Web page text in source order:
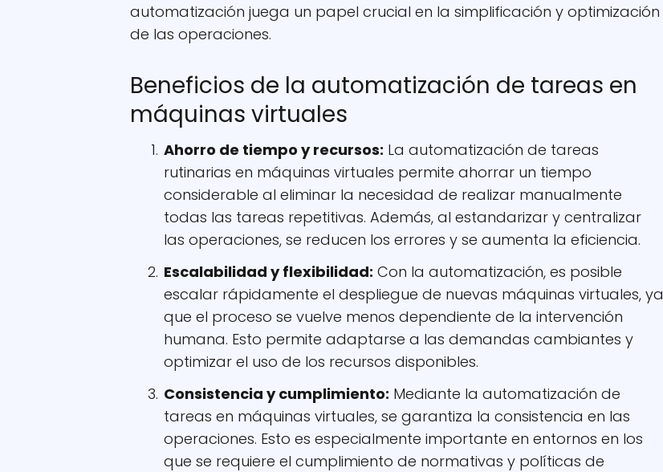
automatización juega un papel crucial en la simplificación y optimización
de las operaciones.
Beneficios de la automatización de tareas en
máquinas virtuales
Ahorro de tiempo y recursos: La automatización de tareas
rutinarias en máquinas virtuales permite ahorrar un tiempo
considerable al eliminar la necesidad de realizar manualmente
todas las tareas repetitivas. Además, al estandarizar y centralizar
las operaciones, se reducen los errores y se aumenta la eficiencia.
Escalabilidad y flexibilidad: Con la automatización, es posible
escalar rápidamente el despliegue de nuevas máquinas virtuales, ya
que el proceso se vuelve menos dependiente de la intervención
humana. Esto permite adaptarse a las demandas cambiantes y
optimizar el uso de los recursos disponibles.
Consistencia y cumplimiento: Mediante la automatización de
tareas en máquinas virtuales, se garantiza la consistencia en las
operaciones. Esto es especialmente importante en entornos en los
que se requiere el cumplimiento de normativas y políticas de